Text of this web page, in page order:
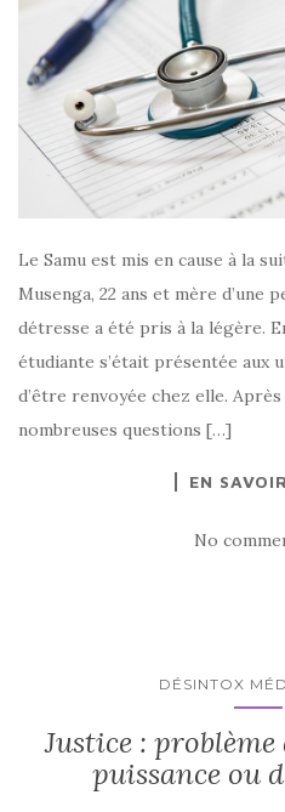
Le Samu est mis en cause à la
Musenga, 22 ans et mère d’une
détresse a été pris à la légère.
étudiante s’était présentée aux
d’être renvoyée chez elle. Après
nombreuses questions […]
EN
No
DÉSINTOX
Justice :
puissance ou